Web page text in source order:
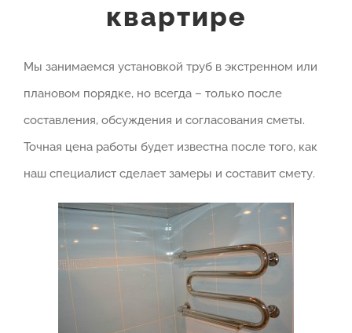
квартире
Мы занимаемся установкой труб в экстренном или
плановом порядке, но всегда – только после
составления, обсуждения и согласования сметы.
Точная цена работы будет известна после того, как
наш специалист сделает замеры и составит смету.